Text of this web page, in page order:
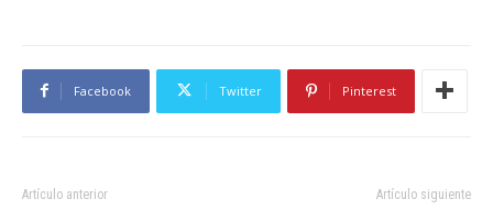
Facebook Twitter Pinterest
Artículo anterior Artículo siguiente